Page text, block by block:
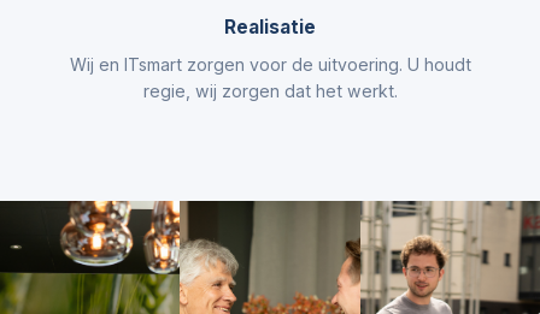
Realisatie
Wij en ITsmart zorgen voor de uitvoering. U houdt
regie, wij zorgen dat het werkt.